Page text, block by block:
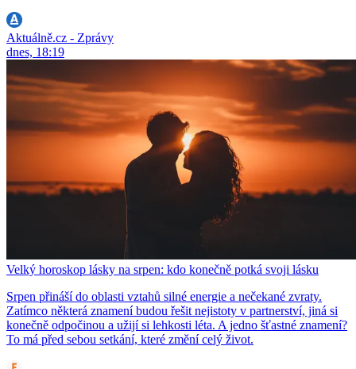
Aktuálně.cz - Zprávy
dnes, 18:19
Velký horoskop lásky na srpen: kdo konečně potká svoji lásku
Srpen přináší do oblasti vztahů silné energie a nečekané zvraty.
Zatímco některá znamení budou řešit nejistoty v partnerství, jiná si
konečně odpočinou a užijí si lehkosti léta. A jedno šťastné znamení?
To má před sebou setkání, které změní celý život.